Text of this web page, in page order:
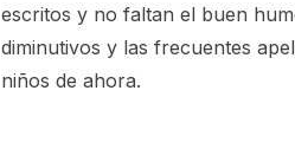
escritos y no faltan el buen
diminutivos y las frecuentes
niños de ahora.